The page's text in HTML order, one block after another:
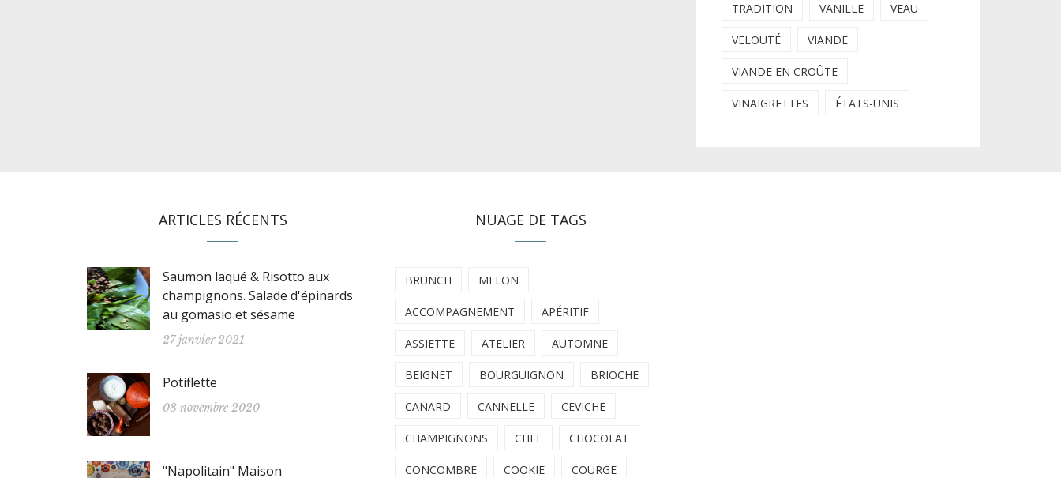
TRADITION VANILLE VEAU
VELOUTÉ VIANDE
VIANDE EN CROÛTE
VINAIGRETTES ÉTATS-UNIS
ARTICLES RÉCENTS
Saumon laqué & Risotto aux
champignons. Salade d'épinards
au gomasio et sésame
27 janvier 2021
Potiflette
08 novembre 2020
"Napolitain" Maison
NUAGE DE TAGS
BRUNCH MELON
ACCOMPAGNEMENT APÉRITIF
ASSIETTE ATELIER AUTOMNE
BEIGNET BOURGUIGNON BRIOCHE
CANARD CANNELLE CEVICHE
CHAMPIGNONS CHEF CHOCOLAT
CONCOMBRE COOKIE COURGE